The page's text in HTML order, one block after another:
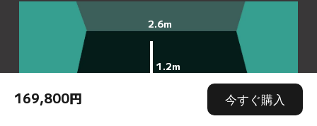
169,800円 今すぐ購入
2.6m
1.2m